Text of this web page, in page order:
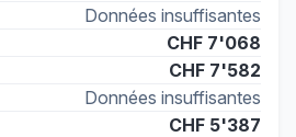
Données insuffisantes
CHF 7'068
CHF 7'582
Données insuffisantes
CHF 5'387